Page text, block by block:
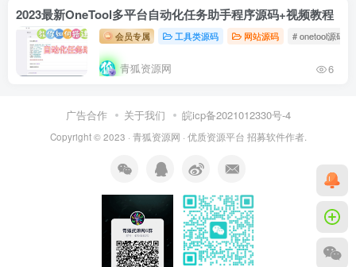
2023最新OneTool多平台自动化任务助手程序源码+视频教程
会员专属 工具类源码 网站源码 # onetool源码免
青狐资源网 6
广告合作 关于我们 皖icp备2021012330号-4
Copyright © 2023 · 青狐资源网 · 优质资源平台 招募软件作者.